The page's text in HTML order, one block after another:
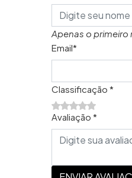
Apenas o primeiro
Email*
Classificação *
Avaliação *